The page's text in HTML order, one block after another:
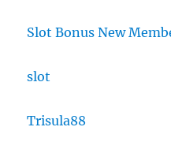
Slot Bonus New
slot
Trisula88